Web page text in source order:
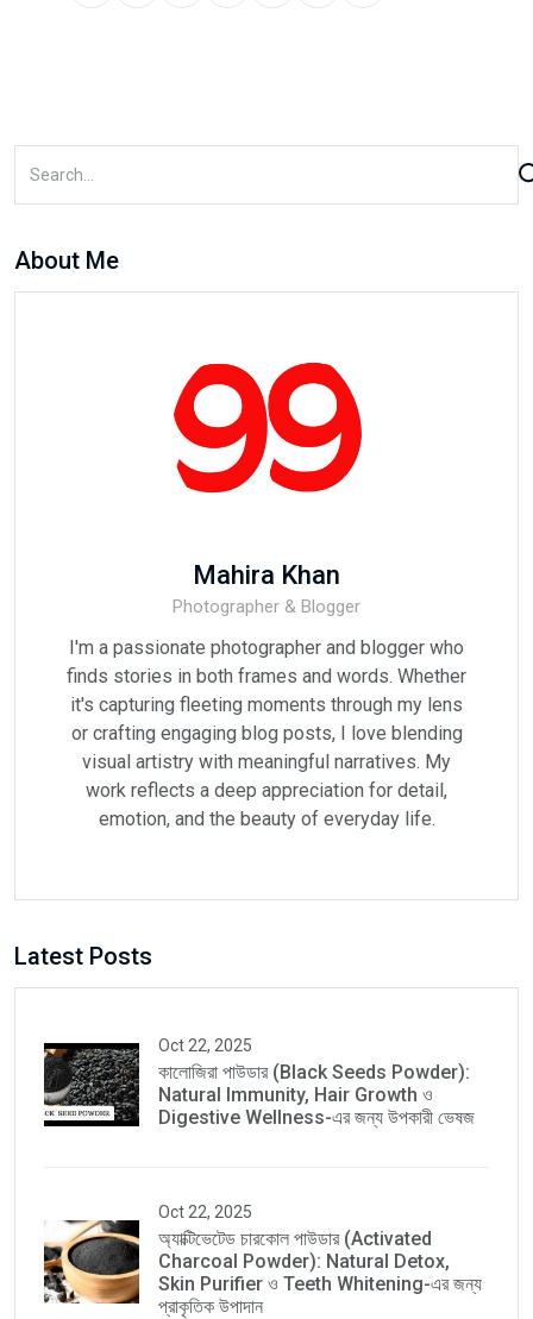
About Me
Mahira Khan
Photographer & Blogger
I'm a passionate photographer and blogger who
finds stories in both frames and words. Whether
it's capturing fleeting moments through my lens
or crafting engaging blog posts, I love blending
visual artistry with meaningful narratives. My
work reflects a deep appreciation for detail,
emotion, and the beauty of everyday life.
Latest Posts
Oct 22, 2025
কালোজিরা পাউডার (Black Seeds Powder):
Natural Immunity, Hair Growth ও
Digestive Wellness-এর জন্য উপকারী ভেষজ
Oct 22, 2025
অ্যাক্টিভেটেড চারকোল পাউডার (Activated
Charcoal Powder): Natural Detox,
Skin Purifier ও Teeth Whitening-এর জন্য
প্রাকৃতিক উপাদান